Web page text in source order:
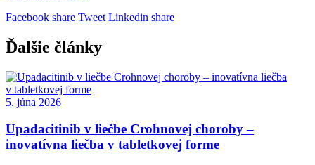
Facebook share Tweet Linkedin share
Ďalšie články
5. júna 2026
Upadacitinib v liečbe Crohnovej choroby –
inovatívna liečba v tabletkovej forme